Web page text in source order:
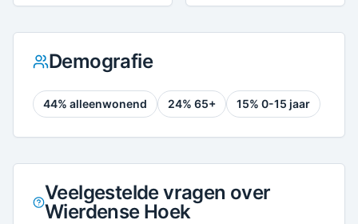
Demografie
44% alleenwonend 24% 65+ 15% 0-15 jaar
Veelgestelde vragen over
Wierdense Hoek